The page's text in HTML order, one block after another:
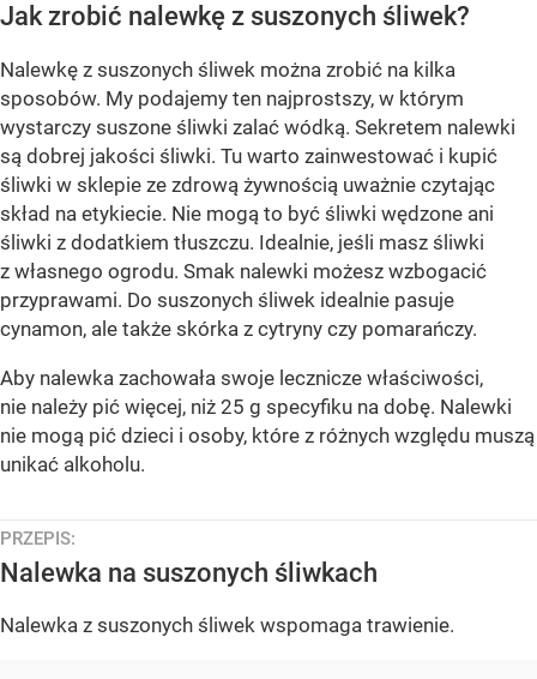
Jak zrobić nalewkę z suszonych śliwek?
Nalewkę z suszonych śliwek można zrobić na kilka
sposobów. My podajemy ten najprostszy, w którym
wystarczy suszone śliwki zalać wódką. Sekretem nalewki
są dobrej jakości śliwki. Tu warto zainwestować i kupić
śliwki w sklepie ze zdrową żywnością uważnie czytając
skład na etykiecie. Nie mogą to być śliwki wędzone ani
śliwki z dodatkiem tłuszczu. Idealnie, jeśli masz śliwki
z własnego ogrodu. Smak nalewki możesz wzbogacić
przyprawami. Do suszonych śliwek idealnie pasuje
cynamon, ale także skórka z cytryny czy pomarańczy.
Aby nalewka zachowała swoje lecznicze właściwości,
nie należy pić więcej, niż 25 g specyfiku na dobę. Nalewki
nie mogą pić dzieci i osoby, które z różnych względu muszą
unikać alkoholu.
PRZEPIS:
Nalewka na suszonych śliwkach
Nalewka z suszonych śliwek wspomaga trawienie.